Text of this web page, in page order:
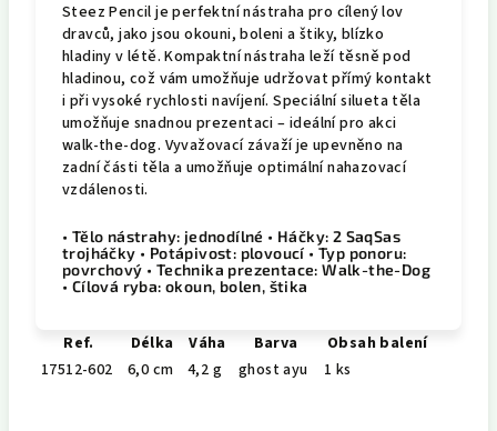
Steez Pencil je perfektní nástraha pro cílený lov
dravců, jako jsou okouni, boleni a štiky, blízko
hladiny v létě. Kompaktní nástraha leží těsně pod
hladinou, což vám umožňuje udržovat přímý kontakt
i při vysoké rychlosti navíjení. Speciální silueta těla
umožňuje snadnou prezentaci – ideální pro akci
walk-the-dog. Vyvažovací závaží je upevněno na
zadní části těla a umožňuje optimální nahazovací
vzdálenosti.
• Tělo nástrahy: jednodílné • Háčky: 2 SaqSas
trojháčky • Potápivost: plovoucí • Typ ponoru:
povrchový • Technika prezentace: Walk-the-Dog
• Cílová ryba: okoun, bolen, štika
Ref. Délka Váha Barva
Obsah balení
17512-602
6,0 cm 4,2 g ghost ayu 1 ks